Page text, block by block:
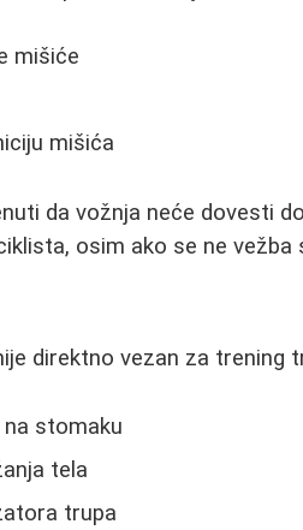
mišiće
mišića
da vožnja neće dovesti
osim ako se ne
direktno vezan za trening
na stomaku
tela
trupa